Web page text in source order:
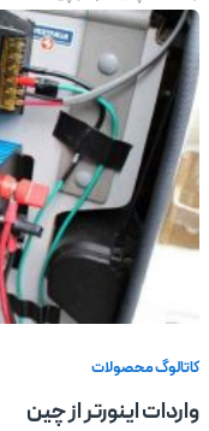
کاتالوگ محصولات
واردات اینورتر از چین